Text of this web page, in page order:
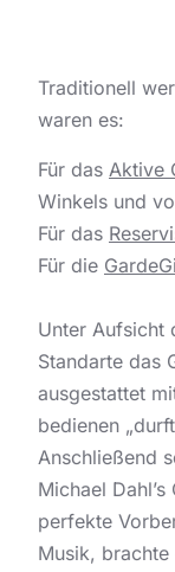
Traditionell
waren es:
Für das Aktive
Winkels und
Für das
Für die
Unter Aufsicht
Standarte das
ausgestattet
bedienen
Anschließend
Michael
perfekte
Musik,